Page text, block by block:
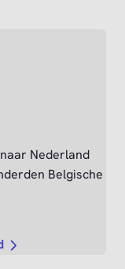
Nederland
Belgische